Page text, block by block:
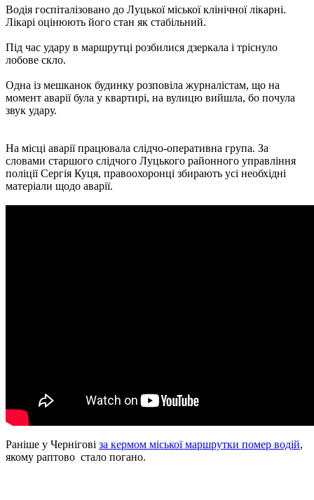
Водія госпіталізовано до Луцької міської клінічної лікарні.
Лікарі оцінюють його стан як стабільний.
Під час удару в маршрутці розбилися дзеркала і тріснуло
лобове скло.
Одна із мешканок будинку розповіла журналістам, що на
момент аварії була у квартирі, на вулицю вийшла, бо почула
звук удару.
На місці аварії працювала слідчо-оперативна група. За
словами старшого слідчого Луцького районного управління
поліції Сергія Куця, правоохоронці збирають усі необхідні
матеріали щодо аварії.
Раніше у Чернігові за кермом міської маршрутки помер водій,
якому раптово стало погано.